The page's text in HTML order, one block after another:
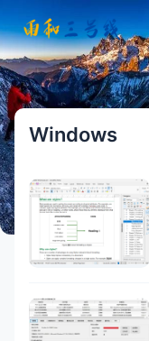
Windows